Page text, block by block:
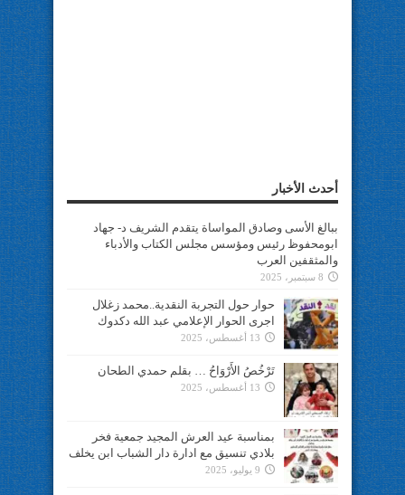
أحدث الأخبار
ببالغ الأسى وصادق المواساة يتقدم الشريف د- جهاد
ابومحفوظ رئيس ومؤسس مجلس الكتاب والأدباء
والمثقفين العرب
8 سبتمبر، 2025
حوار حول التجربة النقدية..محمد زغلال
اجرى الحوار الإعلامي عبد الله دكدوك
13 أغسطس، 2025
تَرْخُصُ الأَرْوَاحُ … بقلم حمدي الطحان
13 أغسطس، 2025
بمناسبة عيد العرش المجيد جمعية فخر
بلادي تنسيق مع ادارة دار الشباب ابن يخلف
9 يوليو، 2025